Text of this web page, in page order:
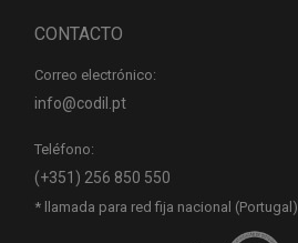
CONTACTO
Correo electrónico:
info@codil.pt
Teléfono:
(+351) 256 850 550
* llamada para red fija nacional (Portugal)